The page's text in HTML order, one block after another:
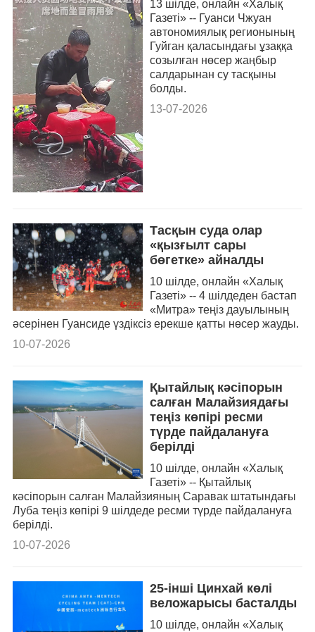
13 шілде, онлайн «Халық
Газеті» -- Гуанси Чжуан
автономиялық регионының
Гуйган қаласындағы ұзаққа
созылған нөсер жаңбыр
салдарынан су тасқыны
болды.
13-07-2026
Тасқын суда олар
«қызғылт сары
бөгетке» айналды
10 шілде, онлайн «Халық
Газеті» -- 4 шілдеден бастап
«Митра» теңіз дауылының
әсерінен Гуансиде үздіксіз ерекше қатты нөсер жауды.
10-07-2026
Қытайлық кәсіпорын
салған Малайзиядағы
теңіз көпірі ресми
түрде пайдалануға
берілді
10 шілде, онлайн «Халық
Газеті» -- Қытайлық
кәсіпорын салған Малайзияның Саравак штатындағы
Луба теңіз көпірі 9 шілдеде ресми түрде пайдалануға
берілді.
10-07-2026
25-інші Цинхай көлі
веложарысы басталды
10 шілде, онлайн «Халық